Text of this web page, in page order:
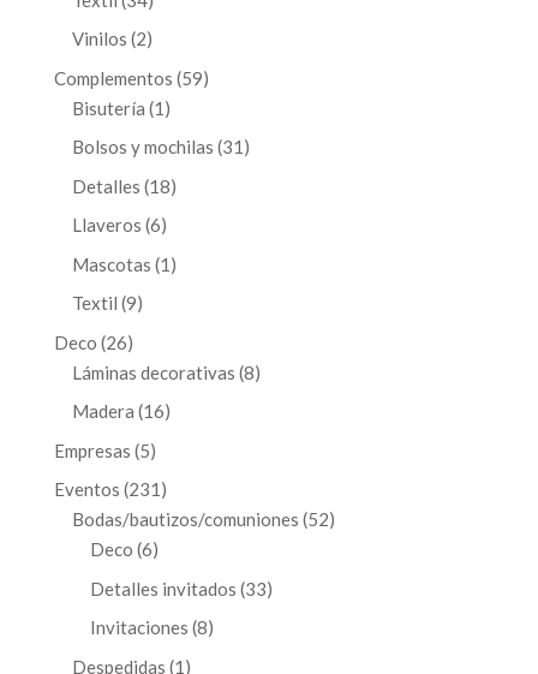
productos
Vinilos 22
productos
Complementos 5959
Bisutería 1 1
producto
Bolsos y mochilas 31 31
Detalles 1818
Llaveros 66
productos
Mascotas 1 1
Textil 99
Deco 2626
productos
Láminas decorativas 88
Madera 1616
Empresas 55
productos
Eventos 231 231
productos
Bodas/bautizos/comuniones 5252
Deco 66
productos
Detalles invitados 3333
Invitaciones 88
Despedidas 1 1